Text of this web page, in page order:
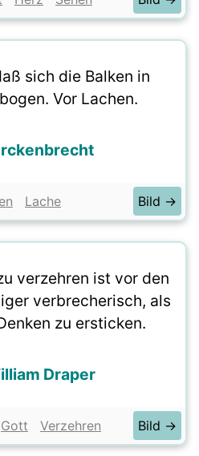
sich die Balken in
Vor Lachen.
Lache Bild →
verzehren ist vor den
verbrecherisch, als
zu ersticken.
Draper
Gott Verzehren Bild →